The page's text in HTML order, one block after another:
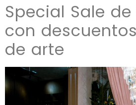
Special Sale
con
de arte